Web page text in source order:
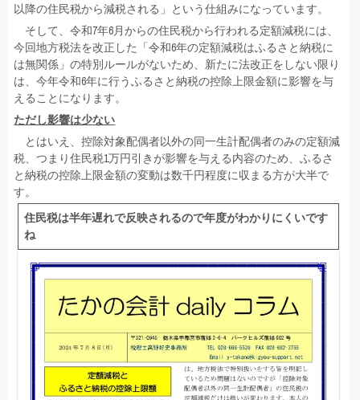
以降の住民税から減税される」という仕組みになっています。
そして、令和7年6月からの住民税から行われる定額減税には、
今回地方税法を改正した「令和6年の定額減税はふるさと納税に
は無関係」の特別ルールがないため、新たに法改正をしない限り
は、今年令和6年に行うふるさと納税の控除上限金額に影響を与
えることになります。
ただし影響は少ない
とはいえ、控除対象配偶者以外の同一生計配偶者のみの定額減
税、つまり住民税1万円引きが影響を与える内容のため、ふるさ
と納税の控除上限金額の変動は数千円程度に収まる方が大半で
す。
住民税は半年遅れで反映されるので年度がわかりにくいです
ね